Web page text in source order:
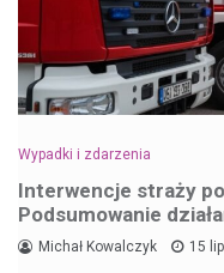
Wypadki i zdarzenia
Interwencje straży
Podsumowanie
Michał Kowalczyk 15